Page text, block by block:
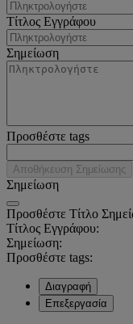
Τίτλος Εγγράφου
Σημείωση
Προσθέστε tags
Αποθήκευση Σημείωσης
Σημείωση
Προσθέστε Τίτλο
Τίτλος Εγγράφου:
Σημείωση:
Προσθέστε tags:
Διαγραφή
Επεξεργασία